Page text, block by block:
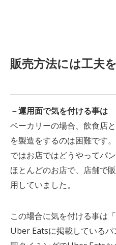
販売方法には工夫を
－運用面で気を付ける事は
ベーカリーの場合、飲食店
を製造をするのは困難です。
ではお店ではどうやってパ
ほとんどのお店で、店舗で
用していました。
この場合に気を付ける事は
Uber Eatsに掲載しているパ